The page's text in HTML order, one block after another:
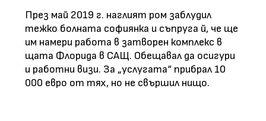
През май 2019 г. наглият ром заблудил
тежко болната софиянка и съпруга й, че ще
им намери работа в затворен комплекс в
щата Флорида в САЩ. Обещавал да осигури
и работни визи. За „услугата“ прибрал 10
000 евро от тях, но не свършил нищо.